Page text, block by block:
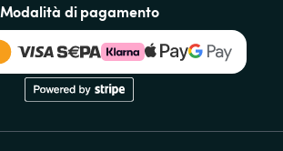
Modalità di pagamento